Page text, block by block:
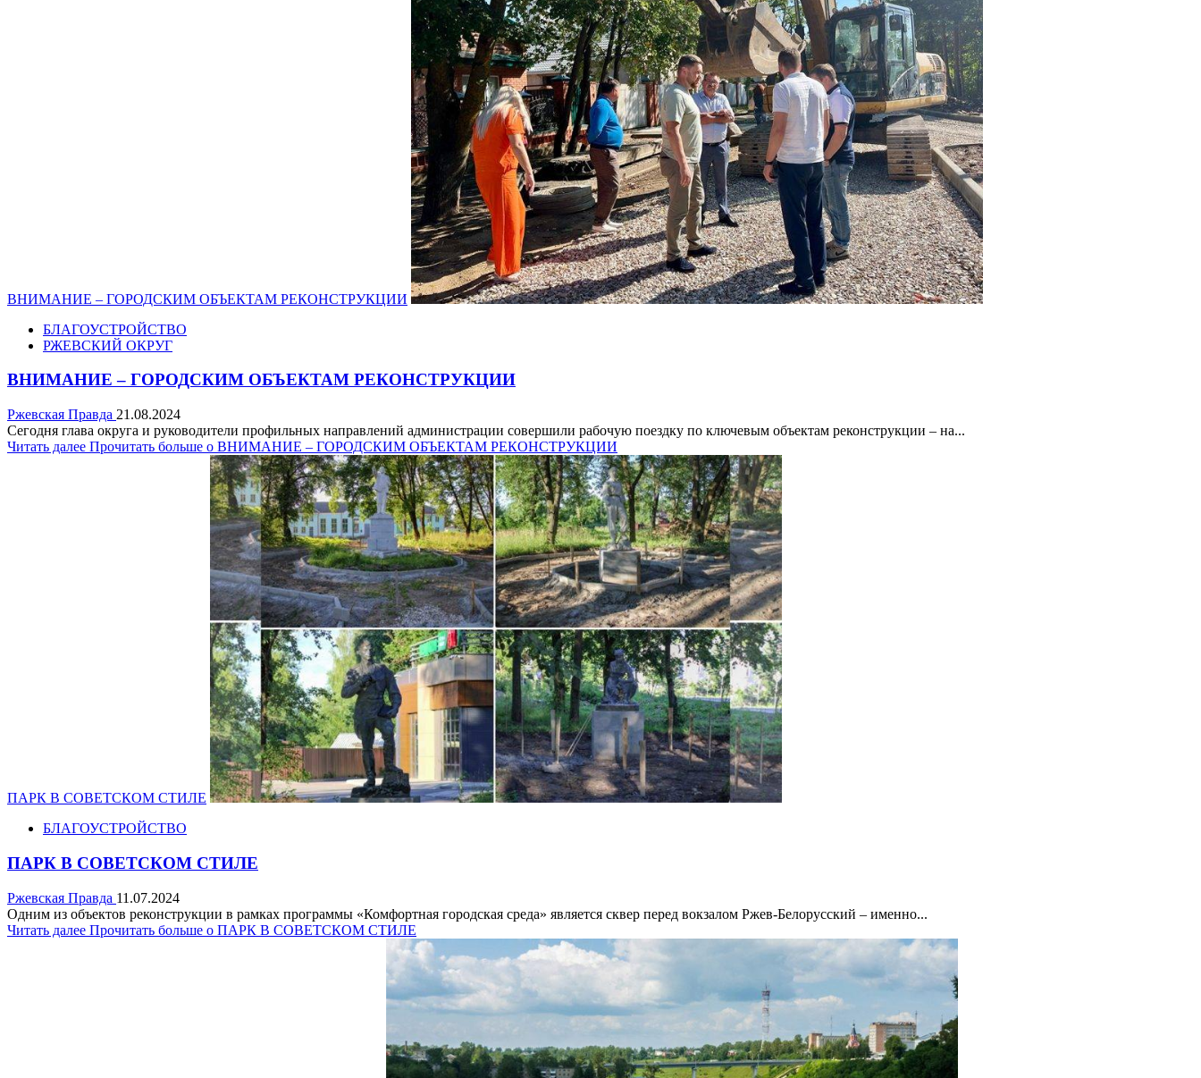
ВНИМАНИЕ – ГОРОДСКИМ ОБЪЕКТАМ РЕКОНСТРУКЦИИ
БЛАГОУСТРОЙСТВО
РЖЕВСКИЙ ОКРУГ
ВНИМАНИЕ – ГОРОДСКИМ ОБЪЕКТАМ РЕКОНСТРУКЦИИ
Ржевская Правда 21.08.2024
Сегодня глава округа и руководители профильных направлений администрации совершили рабочую поездку по ключевым объектам реконструкции – на...
Читать далее Прочитать больше о ВНИМАНИЕ – ГОРОДСКИМ ОБЪЕКТАМ РЕКОНСТРУКЦИИ
ПАРК В СОВЕТСКОМ СТИЛЕ
БЛАГОУСТРОЙСТВО
ПАРК В СОВЕТСКОМ СТИЛЕ
Ржевская Правда 11.07.2024
Одним из объектов реконструкции в рамках программы «Комфортная городская среда» является сквер перед вокзалом Ржев-Белорусский – именно...
Читать далее Прочитать больше о ПАРК В СОВЕТСКОМ СТИЛЕ